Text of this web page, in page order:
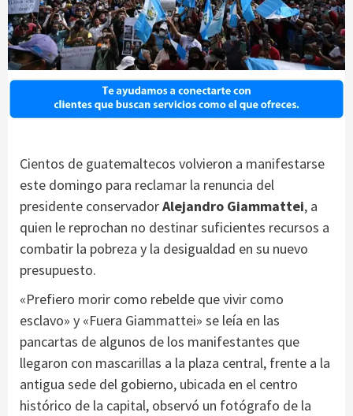
Cientos de guatemaltecos volvieron a manifestarse
este domingo para reclamar la renuncia del
presidente conservadorAlejandro Giammattei, a
quien le reprochan no destinar suficientes recursos a
combatir la pobreza y la desigualdad en su nuevo
presupuesto.
«Prefiero morir como rebelde que vivir como
esclavo» y «Fuera Giammattei» se leía en las
pancartas de algunos de los manifestantes que
llegaron con mascarillas a la plaza central, frente a la
antigua sede del gobierno, ubicada en el centro
histórico de la capital, observó un fotógrafo de la